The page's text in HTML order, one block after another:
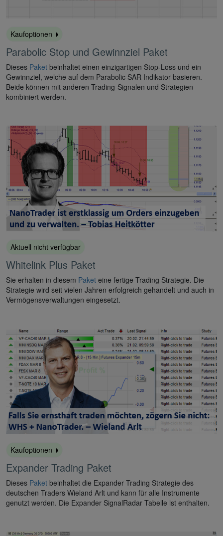
Kaufoptionen
Parabolic Stop und Gewinnziel Paket
Dieses Paket beinhaltet einen einzigartigen Stop-Loss und ein
Gewinnziel, welche auf dem Parabolic SAR Indikator basieren.
Beide können mit anderen Trading-Signalen und Strategien
kombiniert werden.
Aktuell nicht verfügbar
Whitelink Plus Paket
Sie erhalten in diesem Paket eine fertige Trading Strategie. Die
Strategie wird seit vielen Jahren erfolgreich gehandelt und auch in
Vermögensverwaltungen eingesetzt.
Kaufoptionen
Expander Trading Paket
Dieses Paket beinhaltet die Expander Trading Strategie des
deutschen Traders Wieland Arlt und kann für alle Instrumente
genutzt werden. Die Expander SignalRadar Tabelle ist enthalten.